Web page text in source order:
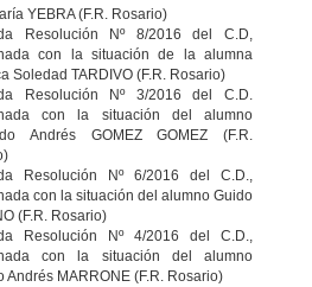
YEBRA (F.R. Rosario)
Resolución Nº 8/2016 del C.D,
con la situación de la alumna
Soledad TARDIVO (F.R. Rosario)
Resolución Nº 3/2016 del C.D.
con la situación del alumno
Andrés GOMEZ GOMEZ (F.R.
Resolución Nº 6/2016 del C.D.,
con la situación del alumno Guido
(F.R. Rosario)
Resolución Nº 4/2016 del C.D.,
con la situación del alumno
Andrés MARRONE (F.R. Rosario)